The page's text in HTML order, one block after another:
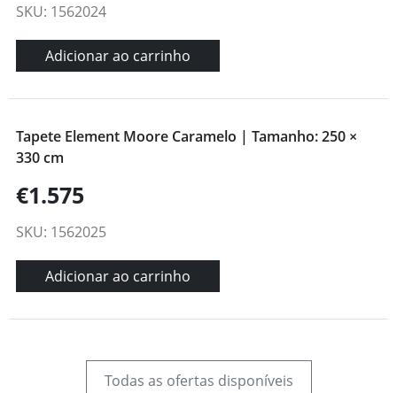
SKU: 1562024
Adicionar ao carrinho
Tapete Element Moore Caramelo | Tamanho: 250 ×
330 cm
€1.575
SKU: 1562025
Adicionar ao carrinho
Todas as ofertas disponíveis